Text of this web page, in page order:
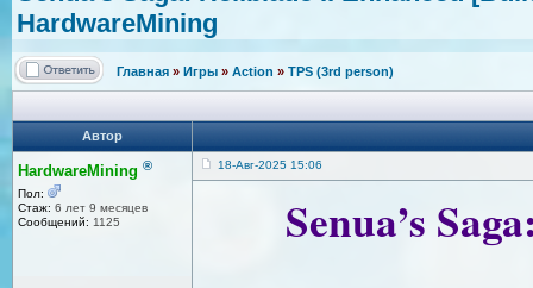
HardwareMining
Главная » Игры » Action » TPS (3rd person)
Автор
HardwareMining ®
Пол:
Стаж: 6 лет 9 месяцев
Сообщений: 1125
18-Авг-2025 15:06
Senua’s